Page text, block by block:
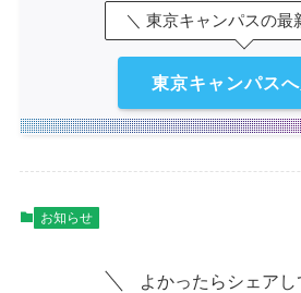
＼ 東京キャンパスの最
東京キャンパス
お知らせ
よかったらシェアし